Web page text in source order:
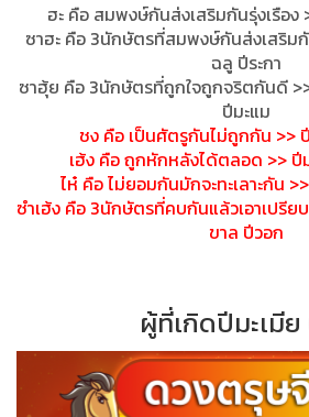
ฮะ คือ สมพงษ์กันส่งเสริมกันรุ่งเรอง
ซาฮะ คือ 3นักษัตรที่สมพงษ์กันส่งเสรม
ฉลู ปีระกา
ซาฮุ้ย คือ 3นักษัตรที่ถูกใจถูกจริตกันดี
ปีมะแม
ชง คือ เป็นศัตรูกันไม่ถูกกัน >>
เฮ้ง คือ ถูกหักหลังได้ตลอด >> ปี
ไห๋ คือ ไม่ยอมกันมักจะทะเลาะกัน
ซำเฮ้ง คือ 3นักษัตรที่คบกันแล้วเอาเปรย
ขาล ปีวอก
ผู้ที่เกิดปีมะเมีย